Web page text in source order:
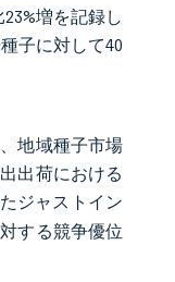
増を記録し
子に対して40
地域種子市場
出荷における
ジャストイン
する競争優位